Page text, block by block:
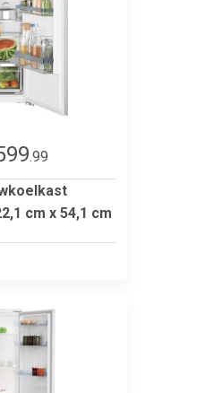
.99
cm x 54,1 cm